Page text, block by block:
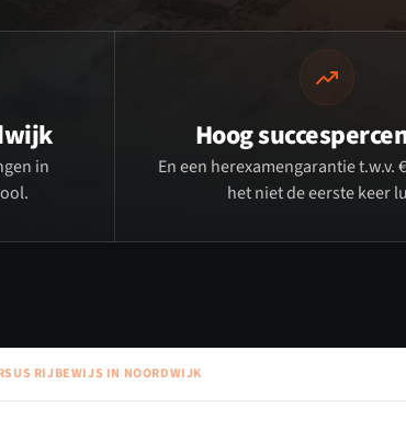
in
Hoog
En een herexamengarantie t.w.v.
het niet de eerste keer
RIJBEWIJS IN NOORDWIJK